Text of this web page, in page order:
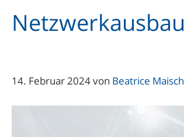
Netzwerkausbau
14. Februar 2024von Beatrice Maisch